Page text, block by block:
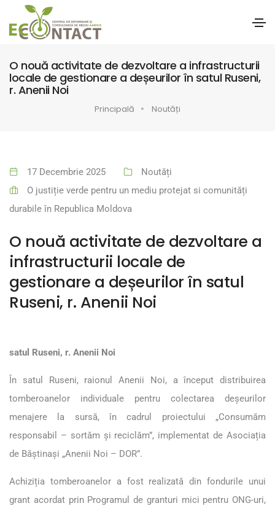
O nouă activitate de dezvoltare a infrastructurii
locale de gestionare a deșeurilor în satul Ruseni,
r. Anenii Noi
Principală Noutăți
17 Decembrie 2025
Noutăți
O justiție verde pentru un mediu protejat si comunități
durabile în Republica Moldova
O nouă activitate de dezvoltare a
infrastructurii locale de
gestionare a deșeurilor în satul
Ruseni, r. Anenii Noi
satul Ruseni, r. Anenii Noi
În satul Ruseni, raionul Anenii Noi, a început distribuirea
tomberoanelor individuale pentru colectarea deșeurilor
menajere la sursă, în cadrul proiectului „Consumăm
responsabil – sortăm și reciclăm”, implementat de Asociația
de Băștinași „Anenii Noi – DOR”.
Achiziția tomberoanelor a fost realizată din fondurile unui
grant acordat prin Programul de granturi mici pentru ONG-uri,